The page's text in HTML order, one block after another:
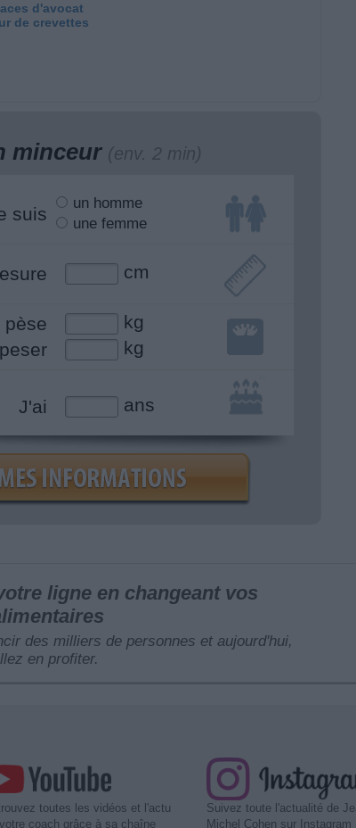
d'avocat
de crevettes
minceur (env. 2 min)
suis
un homme
une femme
cm
pèse
kg
kg
J'ai ans
ligne en changeant vos
des milliers de personnes et aujourd'hui,
en profiter.
toutes les vidéos et l'actu
coach grâce à sa chaîne
Suivez toute l'actualité de
Michel Cohen sur Instagram